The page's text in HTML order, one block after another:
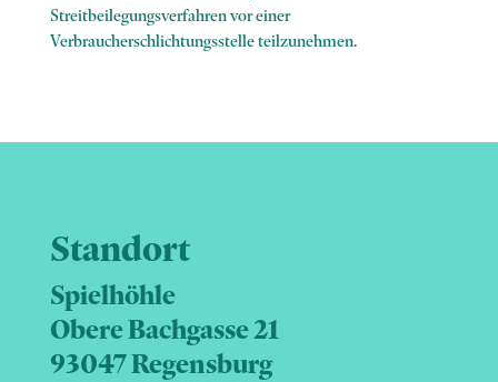
Streitbeilegungsverfahren vor einer
Verbraucherschlichtungsstelle teilzunehmen.
Standort
Spielhöhle
Obere Bachgasse 21
93047 Regensburg